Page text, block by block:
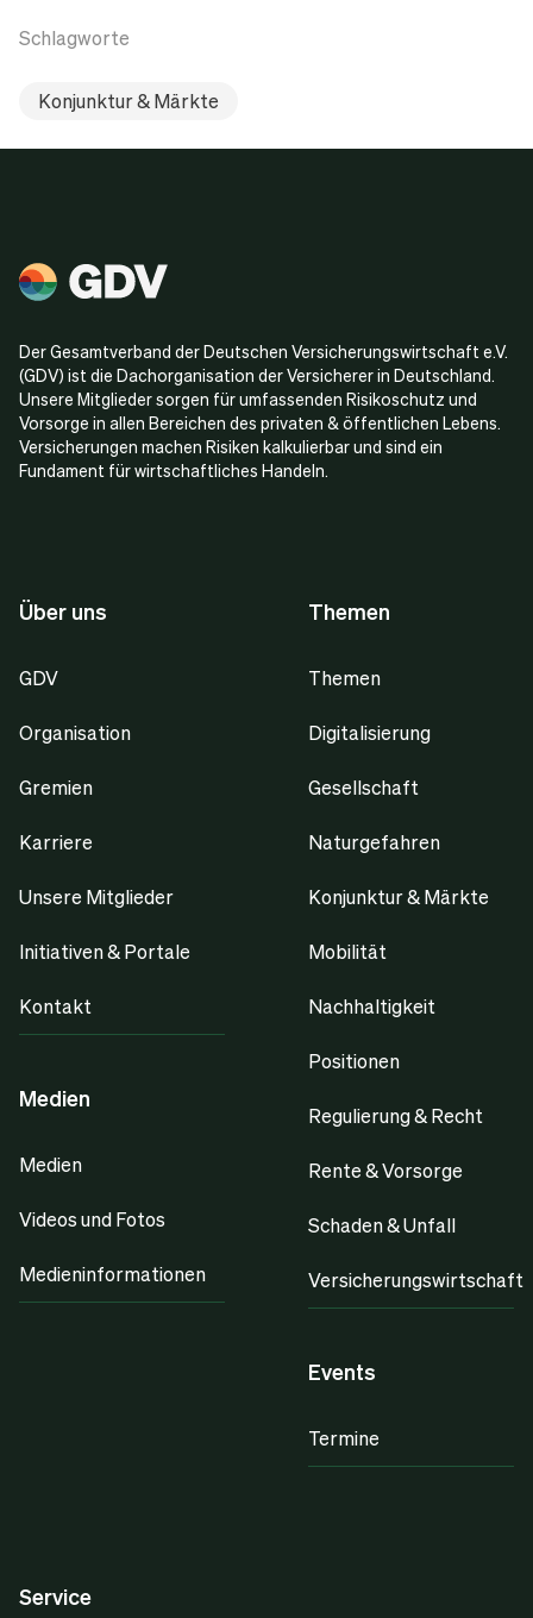
Schlagworte
Konjunktur & Märkte
Der Gesamtverband der Deutschen Versicherungswirtschaft e.V.
(GDV) ist die Dachorganisation der Versicherer in Deutschland.
Unsere Mitglieder sorgen für umfassenden Risikoschutz und
Vorsorge in allen Bereichen des privaten & öffentlichen Lebens.
Versicherungen machen Risiken kalkulierbar und sind ein
Fundament für wirtschaftliches Handeln.
Über uns
GDV
Organisation
Gremien
Karriere
Unsere Mitglieder
Initiativen & Portale
Kontakt
Medien
Medien
Videos und Fotos
Medieninformationen
Themen
Themen
Digitalisierung
Gesellschaft
Naturgefahren
Konjunktur & Märkte
Mobilität
Nachhaltigkeit
Positionen
Regulierung & Recht
Rente & Vorsorge
Schaden & Unfall
Versicherungswirtschaft
Events
Termine
Service